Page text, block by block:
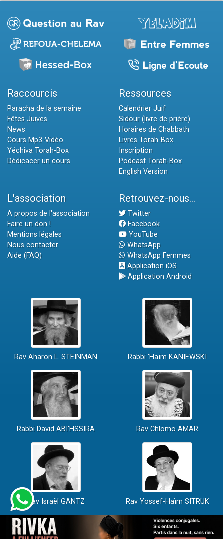
Raccourcis
Paracha de la semaine
Fêtes Juives
News
Cours Mp3-Vidéo
Yéchiva Torah-Box
Dédicacer un cours
Ressources
Calendrier Juif
Sidour (livre de prière)
Horaires de Chabbath
Livres Torah-Box
Inscription
Podcast Torah-Box
English Version
L'association
A propos de l'association
Faire un don !
Mentions légales
Nous contacter
Aide (FAQ)
Retrouvez-nous...
Twitter
Facebook
YouTube
WhatsApp
WhatsApp Femmes
Application iOS
Application Android
Rav Aharon L. STEINMAN Rabbi 'Haïm KANIEWSKI
Rabbi David ABI'HSSIRA Rav Chlomo AMAR
Rav Israël GANTZ Rav Yossef-Haïm SITRUK